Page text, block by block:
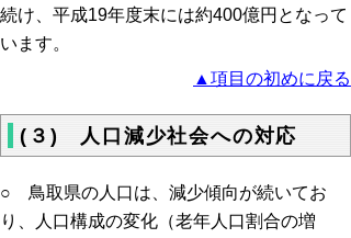
続け、平成19年度末には約400億円となって
います。
▲項目の初めに戻る
(３) 人口減少社会への対応
○ 鳥取県の人口は、減少傾向が続いてお
り、人口構成の変化（老年人口割合の増